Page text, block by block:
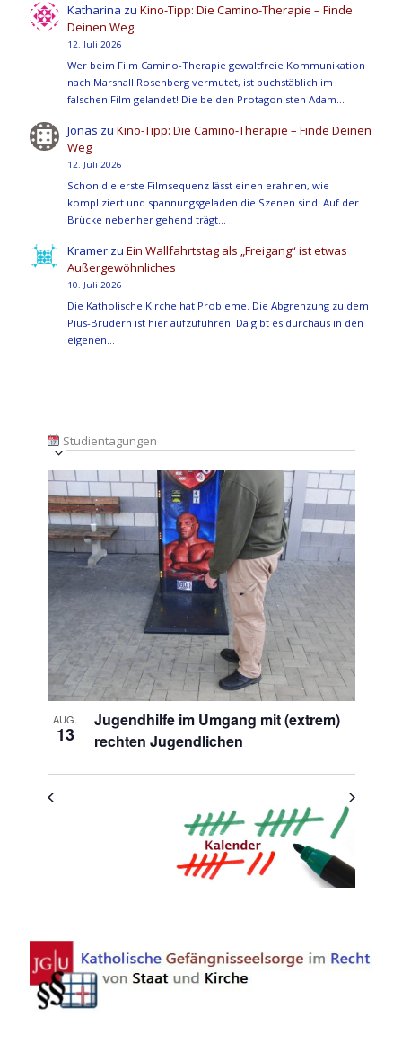
Katharina zuKino-Tipp: Die Camino-Therapie – Finde
Deinen Weg
12. Juli 2026
Wer beim Film Camino-Therapie gewaltfreie Kommunikation
nach Marshall Rosenberg vermutet, ist buchstäblich im
falschen Film gelandet! Die beiden Protagonisten Adam…
Jonas zuKino-Tipp: Die Camino-Therapie – Finde Deinen
Weg
12. Juli 2026
Schon die erste Filmsequenz lässt einen erahnen, wie
kompliziert und spannungsgeladen die Szenen sind. Auf der
Brücke nebenher gehend trägt…
Kramer zuEin Wallfahrtstag als „Freigang“ ist etwas
Außergewöhnliches
10. Juli 2026
Die Katholische Kirche hat Probleme. Die Abgrenzung zu dem
Pius-Brüdern ist hier aufzuführen. Da gibt es durchaus in den
eigenen…
Studientagungen
Ansichten-
Navigation
Veranstaltung
Ansichten-
Navigation
Datum
auswählen.
List
of
Veranstaltungen
in
Photo
View
AUG.
13
Jugendhilfe im Umgang mit (extrem)
rechten Jugendlichen